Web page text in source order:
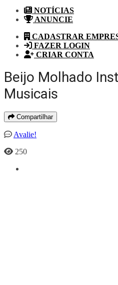
NOTÍCIAS
ANUNCIE
CADASTRAR
FAZER LOGIN
CRIAR CONTA
Beijo Molhado
Musicais
Compartilhar
Avalie!
250